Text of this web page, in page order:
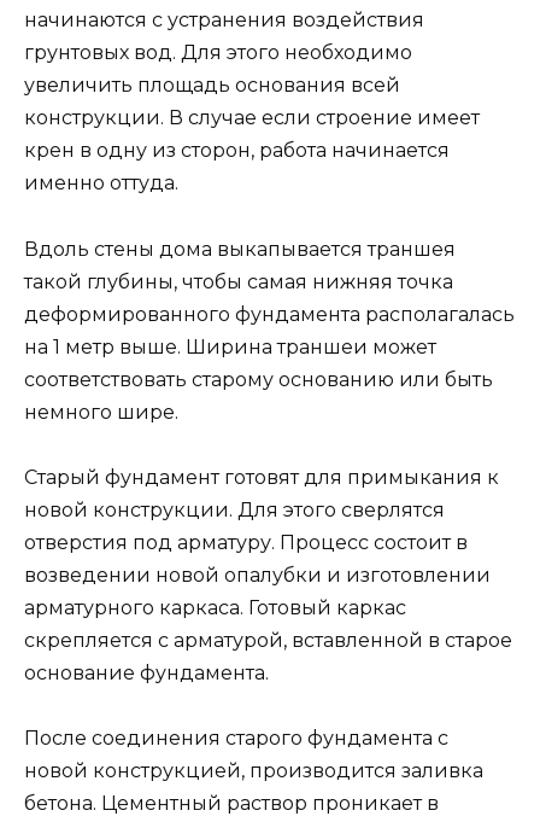
начинаются с устранения воздействия
грунтовых вод. Для этого необходимо
увеличить площадь основания всей
конструкции. В случае если строение имеет
крен в одну из сторон, работа начинается
именно оттуда.
Вдоль стены дома выкапывается траншея
такой глубины, чтобы самая нижняя точка
деформированного фундамента располагалась
на 1 метр выше. Ширина траншеи может
соответствовать старому основанию или быть
немного шире.
Старый фундамент готовят для примыкания к
новой конструкции. Для этого сверлятся
отверстия под арматуру. Процесс состоит в
возведении новой опалубки и изготовлении
арматурного каркаса. Готовый каркас
скрепляется с арматурой, вставленной в старое
основание фундамента.
После соединения старого фундамента с
новой конструкцией, производится заливка
бетона. Цементный раствор проникает в